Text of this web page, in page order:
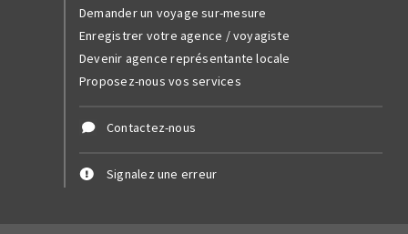
Demander un voyage sur-mesure
Enregistrer votre agence / voyagiste
Devenir agence représentante locale
Proposez-nous vos services
Contactez-nous
Signalez une erreur